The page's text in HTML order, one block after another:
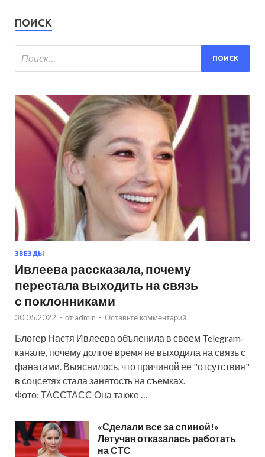
ПОИСК
ЗВЕЗДЫ
Ивлеева рассказала, почему
перестала выходить на связь
с поклонниками
30.05.2022 - от admin - Оставьте комментарий
Блогер Настя Ивлеева объяснила в своем Telegram-
канале, почему долгое время не выходила на связь с
фанатами. Выяснилось, что причиной ее "отсутствия"
в соцсетях стала занятость на съемках.
Фото: ТАССТАСС Она также …
«Сделали все за спиной!»
Летучая отказалась работать
на СТС